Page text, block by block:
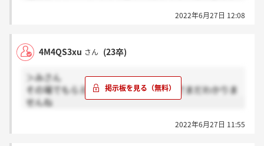
2022年6月27日 12:08
4M4QS3xu さん (23卒)
＞みさん
その場でもらえない場合も全然あるのでまだわかりま
せんね
2022年6月27日 11:55